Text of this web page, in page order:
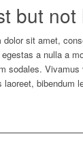
but
dolor sit amet,
a nulla a
sodales. Vivamus
laoreet, bibendum